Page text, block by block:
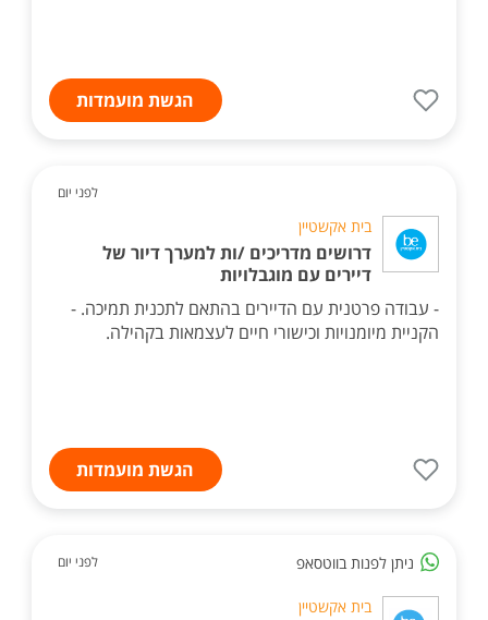
הגשת מועמדות
לפני יום
בית אקשטיין
דרושים מדריכים /ות למערך דיור של
דיירים עם מוגבלויות
- עבודה פרטנית עם הדיירים בהתאם לתכנית תמיכה. -
הקניית מיומנויות וכישורי חיים לעצמאות בקהילה.
הגשת מועמדות
ניתן לפנות בווטסאפ לפני יום
בית אקשטיין